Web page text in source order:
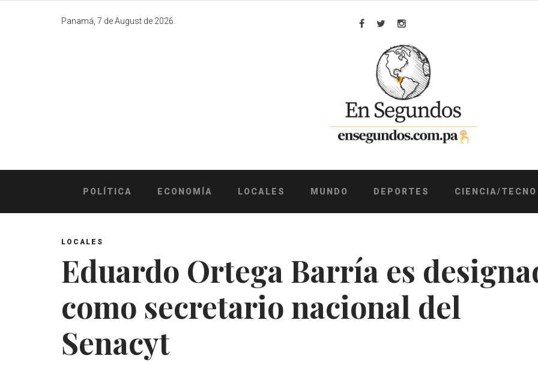
Panamá, 7 de August de 2026.
Facebook
TwitterInstagram
POLÍTICA ECONOMÍA LOCALES MUNDO DEPORTES CIENCIA/TECNO
LOCALES
Eduardo Ortega Barría es
como secretario nacional del
Senacyt